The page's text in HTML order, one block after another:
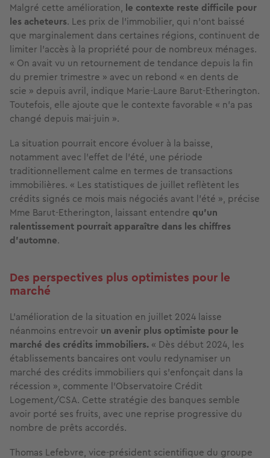
Malgré cette amélioration, le contexte reste difficile pour
les acheteurs. Les prix de l'immobilier, qui n'ont baissé
que marginalement dans certaines régions, continuent de
limiter l'accès à la propriété pour de nombreux ménages.
« On avait vu un retournement de tendance depuis la fin
du premier trimestre » avec un rebond « en dents de
scie » depuis avril, indique Marie-Laure Barut-Etherington.
Toutefois, elle ajoute que le contexte favorable « n'a pas
changé depuis mai-juin ».
La situation pourrait encore évoluer à la baisse,
notamment avec l’effet de l’été, une période
traditionnellement calme en termes de transactions
immobilières. « Les statistiques de juillet reflètent les
crédits signés ce mois mais négociés avant l'été », précise
Mme Barut-Etherington, laissant entendre qu’un
ralentissement pourrait apparaître dans les chiffres
d’automne.
Des perspectives plus optimistes pour le
marché
L’amélioration de la situation en juillet 2024 laisse
néanmoins entrevoir un avenir plus optimiste pour le
marché des crédits immobiliers. « Dès début 2024, les
établissements bancaires ont voulu redynamiser un
marché des crédits immobiliers qui s'enfonçait dans la
récession », commente l'Observatoire Crédit
Logement/CSA. Cette stratégie des banques semble
avoir porté ses fruits, avec une reprise progressive du
nombre de prêts accordés.
Thomas Lefebvre, vice-président scientifique du groupe